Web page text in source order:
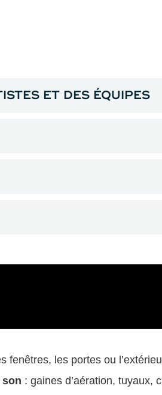
ET DES ÉQUIPES
fenêtres, les portes ou
son : gaines d’aération, tuyaux,